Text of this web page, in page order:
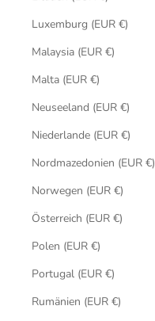
Luxemburg (EUR €)
Malaysia (EUR €)
Malta (EUR €)
Neuseeland (EUR €)
Niederlande (EUR €)
Nordmazedonien (EUR €)
Norwegen (EUR €)
Österreich (EUR €)
Polen (EUR €)
Portugal (EUR €)
Rumänien (EUR €)